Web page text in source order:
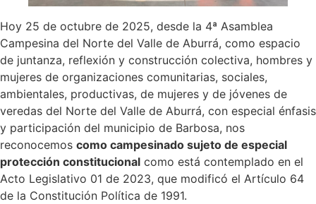
Hoy 25 de octubre de 2025, desde la 4ª Asamblea
Campesina del Norte del Valle de Aburrá, como espacio
de juntanza, reflexión y construcción colectiva, hombres y
mujeres de organizaciones comunitarias, sociales,
ambientales, productivas, de mujeres y de jóvenes de
veredas del Norte del Valle de Aburrá, con especial énfasis
y participación del municipio de Barbosa, nos
reconocemos como campesinado sujeto de especial
protección constitucional como está contemplado en el
Acto Legislativo 01 de 2023, que modificó el Artículo 64
de la Constitución Política de 1991.